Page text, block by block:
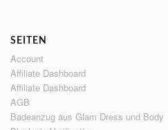
SEITEN
Account
Affiliate Dashboard
Affiliate Dashboard
AGB
Badeanzug aus Glam Dress und Body